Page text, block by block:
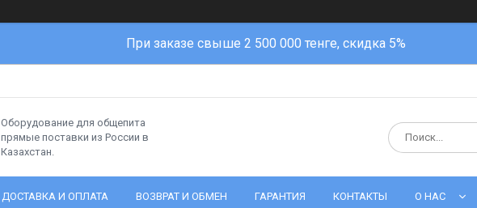
При заказе свыше 2 500 000 тенге, скидка 5%
Оборудование для общепита
прямые поставки из России в
Казахстан.
ДОСТАВКА И ОПЛАТА ВОЗВРАТ И ОБМЕН ГАРАНТИЯ КОНТАКТЫ О НАС